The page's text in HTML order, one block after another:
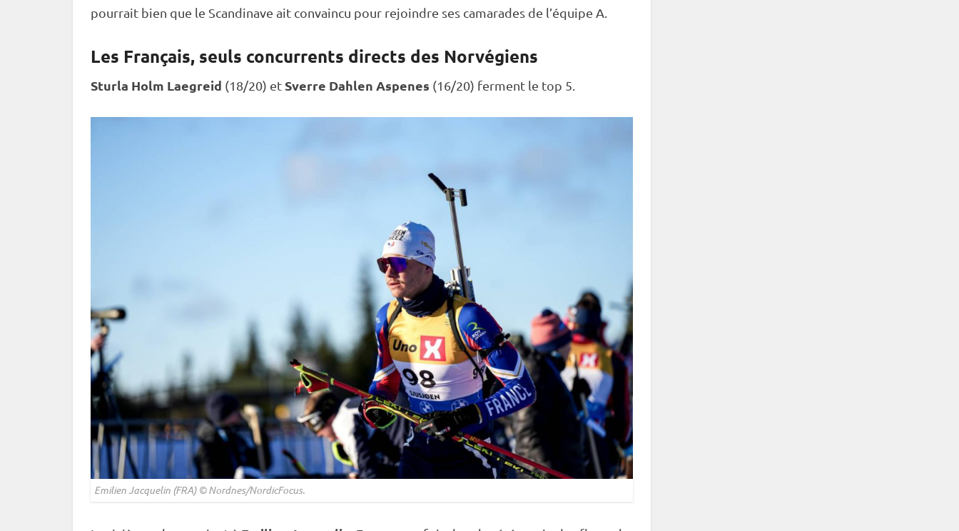
pourrait bien que le Scandinave ait convaincu pour rejoindre ses camarades de l’équipe A.
Les Français, seuls concurrents directs des Norvégiens
Sturla Holm Laegreid (18/20) et Sverre Dahlen Aspenes (16/20) ferment le top 5.
Emilien Jacquelin (FRA) © Nordnes/NordicFocus.